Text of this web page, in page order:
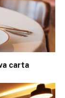
carta